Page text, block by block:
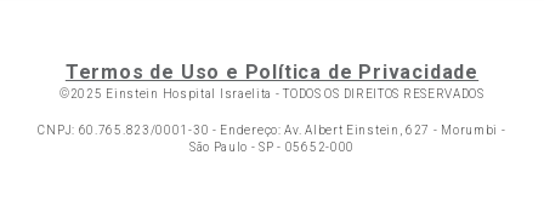
Termos de Uso e Política de Privacidade
©2025 Einstein Hospital Israelita -TODOS OS DIREITOS RESERVADOS
CNPJ: 60.765.823/0001-30 - Endereço: Av. Albert Einstein, 627 - Morumbi -
São Paulo - SP - 05652-000